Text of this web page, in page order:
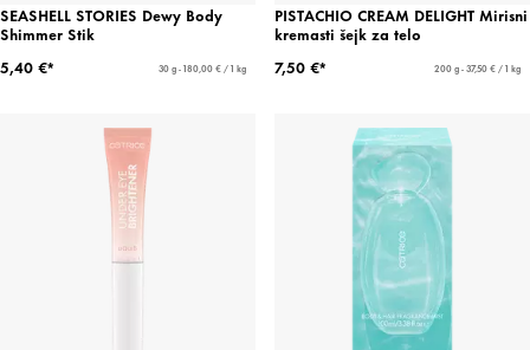
SEASHELL STORIES Dewy Body
Shimmer Stik
5,40 €*
30 g - 180,00 € / 1 kg
PISTACHIO CREAM DELIGHT Mirisni
kremasti šejk za telo
7,50 €*
200 g - 37,50 € / 1 kg